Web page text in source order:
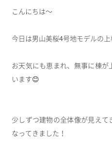
こんにちは～
今日は男山美桜4号地モデルの
お天気にも恵まれ、無事に棟
います😊
少しずつ建物の全体像が見え
なってきました！